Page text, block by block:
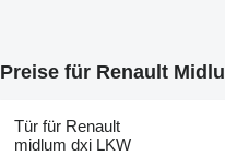
Preise für Renault
Tür für Renault
midlum dxi LKW